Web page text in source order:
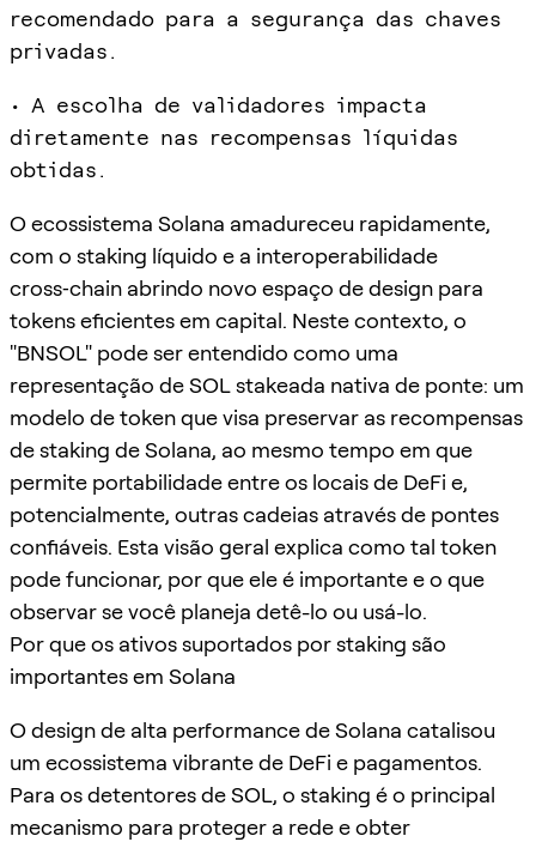
recomendado para a segurança das chaves
privadas.
• A escolha de validadores impacta
diretamente nas recompensas líquidas
obtidas.
O ecossistema Solana amadureceu rapidamente,
com o staking líquido e a interoperabilidade
cross‑chain abrindo novo espaço de design para
tokens eficientes em capital. Neste contexto, o
"BNSOL" pode ser entendido como uma
representação de SOL stakeada nativa de ponte: um
modelo de token que visa preservar as recompensas
de staking de Solana, ao mesmo tempo em que
permite portabilidade entre os locais de DeFi e,
potencialmente, outras cadeias através de pontes
confiáveis. Esta visão geral explica como tal token
pode funcionar, por que ele é importante e o que
observar se você planeja detê-lo ou usá-lo.
Por que os ativos suportados por staking são
importantes em Solana
O design de alta performance de Solana catalisou
um ecossistema vibrante de DeFi e pagamentos.
Para os detentores de SOL, o staking é o principal
mecanismo para proteger a rede e obter